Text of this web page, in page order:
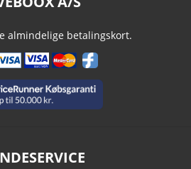
almindelige betalingskort.